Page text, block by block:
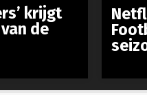
krijgt
de